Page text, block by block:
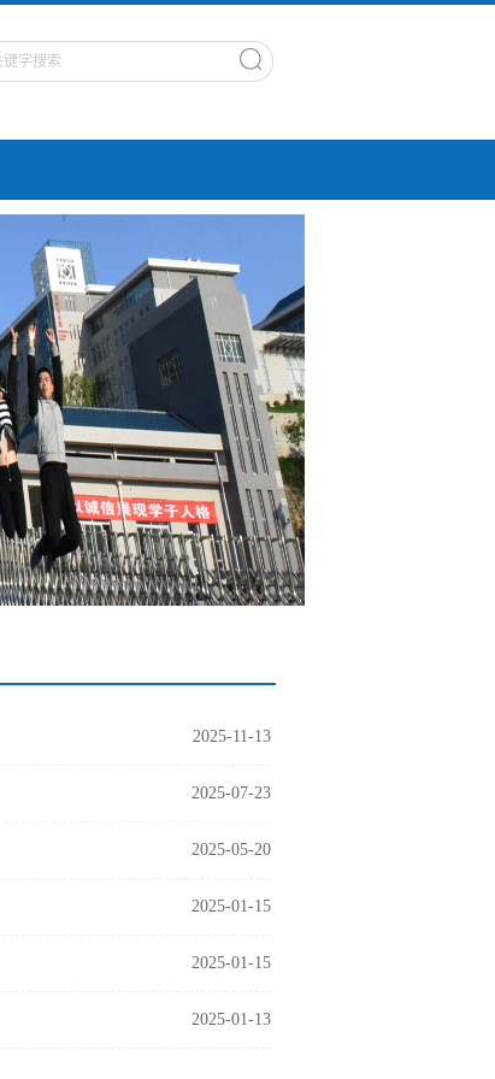
2025-11-13
2025-07-23
2025-05-20
2025-01-15
2025-01-15
2025-01-13